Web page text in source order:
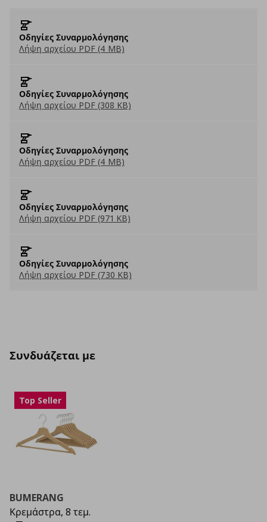
Οδηγίες Συναρμολόγησης
Λήψη αρχείου PDF (4 MB)
Οδηγίες Συναρμολόγησης
Λήψη αρχείου PDF (308 KB)
Οδηγίες Συναρμολόγησης
Λήψη αρχείου PDF (4 MB)
Οδηγίες Συναρμολόγησης
Λήψη αρχείου PDF (971 KB)
Οδηγίες Συναρμολόγησης
Λήψη αρχείου PDF (730 KB)
Συνδυάζεται με
Top Seller
BUMERANG
Κρεμάστρα, 8 τεμ.